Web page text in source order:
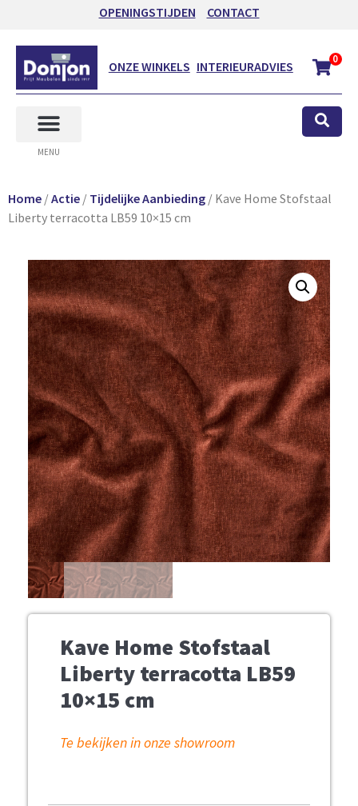
OPENINGSTIJDEN CONTACT
ONZE WINKELS INTERIEURADVIES 0
MENU
Home /Actie / Tijdelijke Aanbieding / Kave Home Stofstaal
Liberty terracotta LB59 10×15 cm
Kave Home Stofstaal
Liberty terracotta LB59
10×15 cm
Te bekijken in onze showroom